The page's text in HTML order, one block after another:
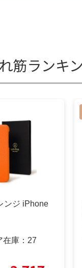
筋ランキ
ンジ iPhone
庫： 27